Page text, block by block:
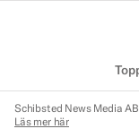
Schibsted News Media
Läs mer här